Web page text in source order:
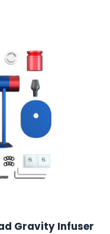
Gravity Infuser